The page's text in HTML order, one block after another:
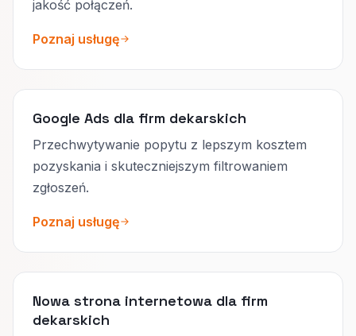
jakość połączeń.
Poznaj usługę
Google Ads dla firm dekarskich
Przechwytywanie popytu z lepszym kosztem
pozyskania i skuteczniejszym filtrowaniem
zgłoszeń.
Poznaj usługę
Nowa strona internetowa dla firm
dekarskich